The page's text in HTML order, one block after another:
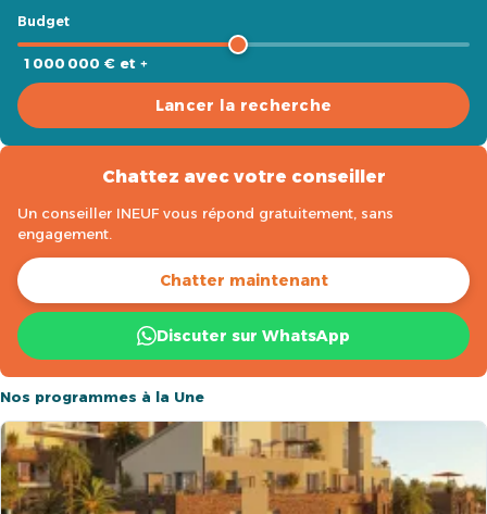
Budget
1 000 000 € et +
Lancer la recherche
Chattez avec votre conseiller
Un conseiller INEUF vous répond gratuitement, sans
engagement.
Chatter maintenant
Discuter sur WhatsApp
Nos programmes à la Une